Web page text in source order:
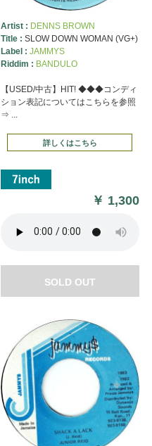
Artist : DENNS BROWN
Title : SLOW DOWN WOMAN (VG+)
Label : JAMMYS
Riddim : BANDULO
【USED/中古】HIT! ◆◆◆コンディ
ション表記についてはこちらを参照
⇒ ...
詳しくはこちら
￥ 1,300
SOLD OUT